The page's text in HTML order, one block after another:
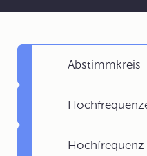
Abstimmkreis